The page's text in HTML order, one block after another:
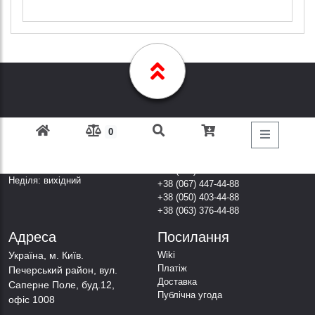
0
Графік Роботи
Неділя: вихідний
Дзвоніть за
+38 (067) 447-44-88
+38 (050) 403-44-88
+38 (063) 376-44-88
Адреса
Українa, м. Київ.
Печерський район, вул.
Саперне Поле, буд.12,
офіс 1008
Посилання
Wiki
Платіж
Доставка
Публічна угода